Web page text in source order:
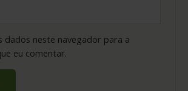
dados neste navegador para a
eu comentar.